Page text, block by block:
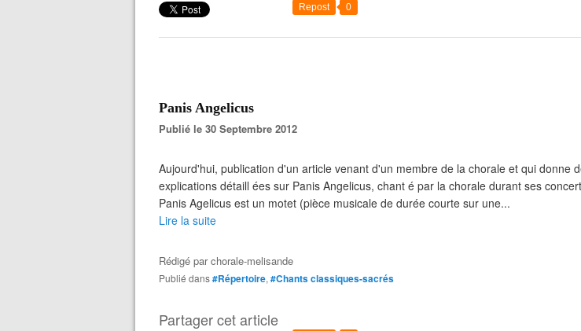
Repost 0
Panis Angelicus
Publié le 30 Septembre 2012
Aujourd'hui, publication d'un article venant d'un membre de la chorale et qui donne
explications détaill ées sur Panis Angelicus, chant é par la chorale durant ses
Panis Agelicus est un motet (pièce musicale de durée courte sur une...
Lire la suite
Rédigé parchorale-melisande
Publié dans#Répertoire, #Chants classiques-sacrés
Partager cet article